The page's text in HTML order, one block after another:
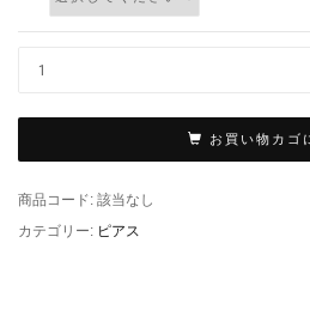
お買い物カゴ
商品コード: 該当なし
カテゴリー: ピアス